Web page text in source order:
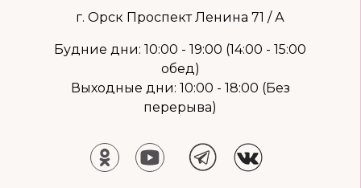
г. Орск Проспект Ленина 71 / А
Будние дни: 10:00 - 19:00 (14:00 - 15:00
обед)
Выходные дни: 10:00 - 18:00 (Без
перерыва)